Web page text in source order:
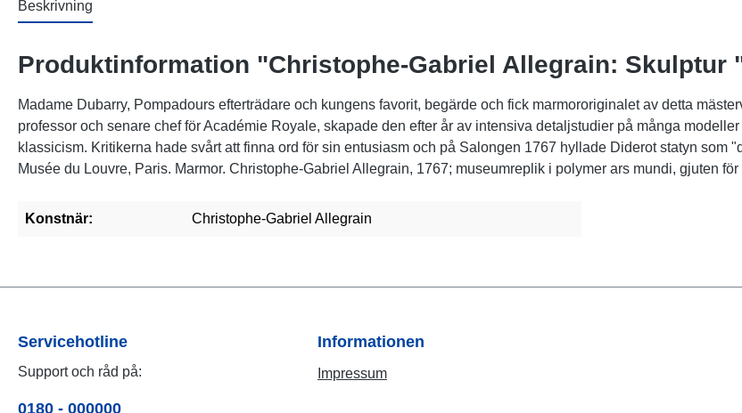
Beskrivning
Produktinformation "Christophe-Gabriel Allegrain: Skulptur
Madame Dubarry, Pompadours efterträdare och kungens favorit, begärde och fick marmororiginalet av detta
professor och senare chef för Académie Royale, skapade den efter år av intensiva detaljstudier på många
klassicism. Kritikerna hade svårt att finna ord för sin entusiasm och på Salongen 1767 hyllade Diderot statyn som
Musée du Louvre, Paris. Marmor. Christophe-Gabriel Allegrain, 1767; museumreplik i polymer ars mundi, gjuten
Konstnär: Christophe-Gabriel Allegrain
Servicehotline
Support och råd på:
0180 - 000000
Informationen
Impressum